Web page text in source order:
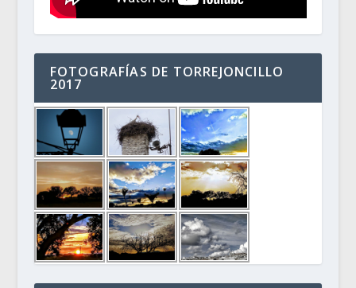
FOTOGRAFÍAS DE TORREJONCILLO
2017